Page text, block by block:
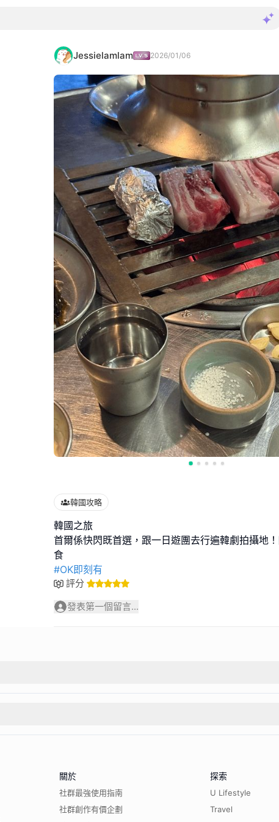
Jessielamlam 2026/01/06
韓國攻略
韓國之旅
首爾係快閃既首選，跟一日遊團去行遍韓劇拍攝地
#OK即刻有
評分
發表第一個留言...
關於
社群最強使用指南
社群創作有價企劃
探索
U Lifestyle
Travel